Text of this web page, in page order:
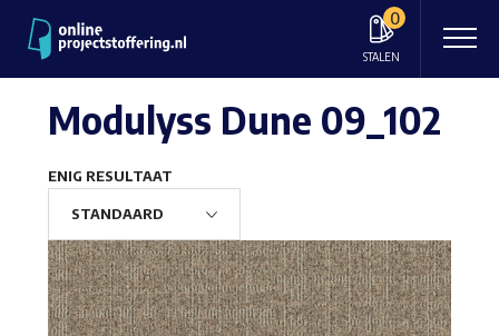
0
STALEN
Modulyss Dune 09_102
ENIG RESULTAAT